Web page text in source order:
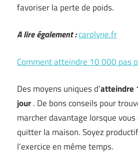
favoriser la perte de poids.
A lire également :carolyne.fr
Comment atteindre 10 000 pas
Des moyens uniques d’atteindre
jour. De bons conseils pour
marcher davantage lorsque
quitter la maison. Soyez
l’exercice en même temps.